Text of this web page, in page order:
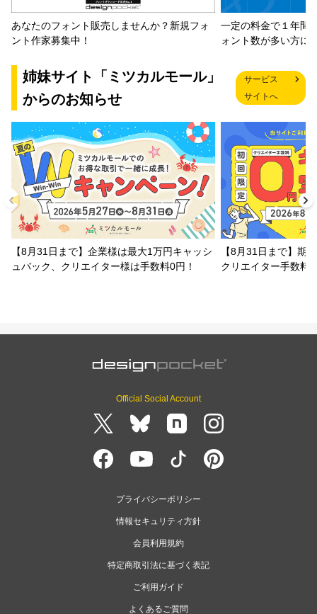
あなたのフォント販売しませんか？新規フォ
ント作家募集中！
一定の料金で１年間
ォント数が多い方に
姉妹サイト「ミツカルモール」
からのお知らせ
サービス
サイトへ
【8月31日まで】企業様は最大1万円キャッシ
ュバック、クリエイター様は手数料0円！
【8月31日まで】期
クリエイター手数料
Official Social Account
プライバシーポリシー
情報セキュリティ方針
会員利用規約
特定商取引法に基づく表記
ご利用ガイド
よくあるご質問